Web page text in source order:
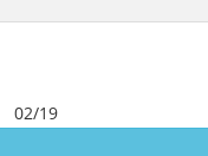
02/19